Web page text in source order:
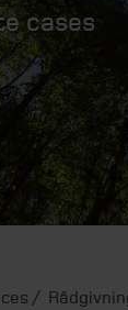
cases